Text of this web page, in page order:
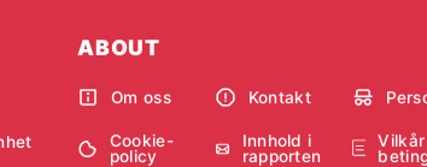
ABOUT
Om oss Kontakt
Cookie-
policy
Innhold i
rapporten